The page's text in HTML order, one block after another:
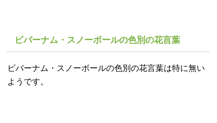
ビバーナム・スノーボールの色別の花言葉
ビバーナム・スノーボールの色別の花言葉は特に無い
ようです。